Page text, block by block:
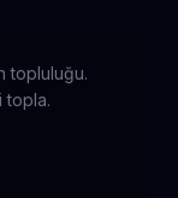
topluluğu.
topla.